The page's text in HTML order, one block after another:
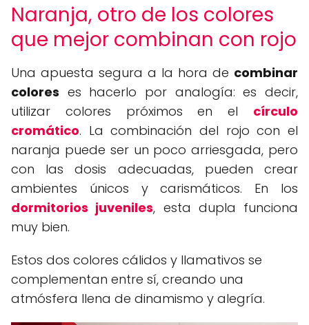
Naranja, otro de los colores
que mejor combinan con rojo
Una apuesta segura a la hora de combinar
colores es hacerlo por analogía: es decir,
utilizar colores próximos en el círculo
cromático. La combinación del rojo con el
naranja puede ser un poco arriesgada, pero
con las dosis adecuadas, pueden crear
ambientes únicos y carismáticos. En los
dormitorios juveniles, esta dupla funciona
muy bien.
Estos dos colores cálidos y llamativos se
complementan entre sí, creando una
atmósfera llena de dinamismo y alegría.